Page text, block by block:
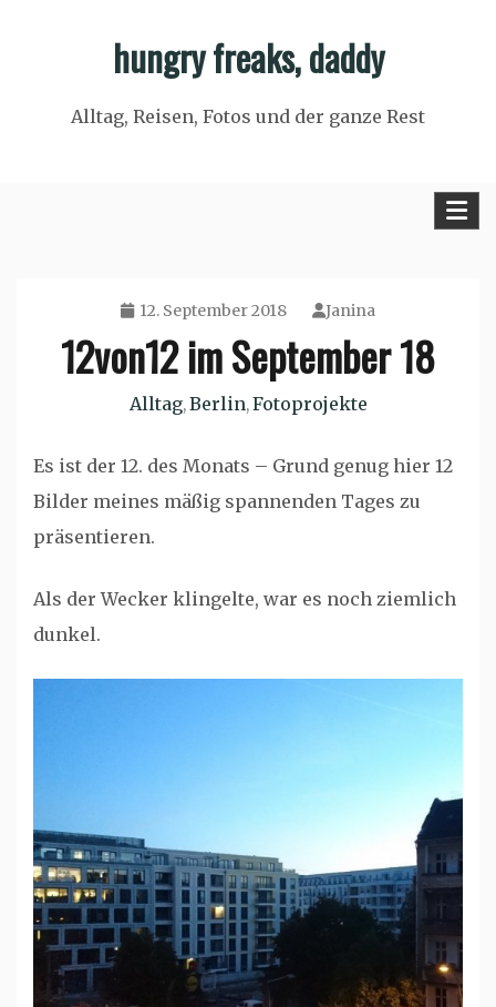
hungry freaks, daddy
Alltag, Reisen, Fotos und der ganze Rest
12. September 2018 Janina
12von12 im September 18
Alltag,Berlin,Fotoprojekte
Es ist der 12. des Monats – Grund genug hier 12
Bilder meines mäßig spannenden Tages zu
präsentieren.
Als der Wecker klingelte, war es noch ziemlich
dunkel.